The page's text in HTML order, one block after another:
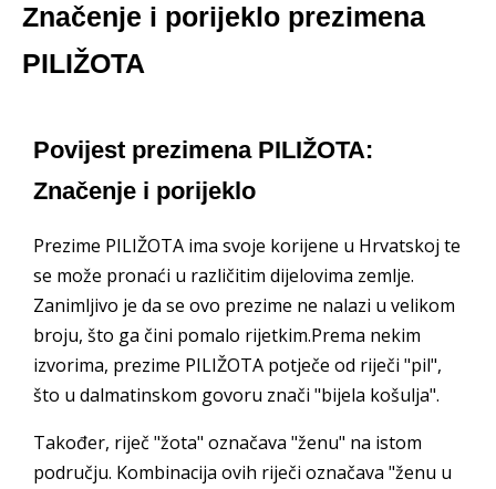
Značenje i porijeklo prezimena
PILIŽOTA
Povijest prezimena PILIŽOTA:
Značenje i porijeklo
Prezime PILIŽOTA ima svoje korijene u Hrvatskoj te
se može pronaći u različitim dijelovima zemlje.
Zanimljivo je da se ovo prezime ne nalazi u velikom
broju, što ga čini pomalo rijetkim.Prema nekim
izvorima, prezime PILIŽOTA potječe od riječi "pil",
što u dalmatinskom govoru znači "bijela košulja".
Također, riječ "žota" označava "ženu" na istom
području. Kombinacija ovih riječi označava "ženu u